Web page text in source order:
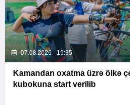
07.08.2026 - 19:35
Kamandan oxatma üzrə ölkə
kubokuna start verilib